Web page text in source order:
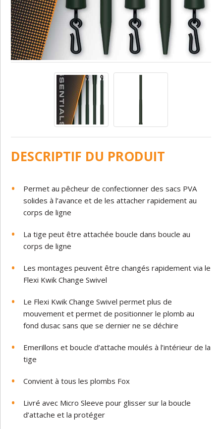
DESCRIPTIF DU PRODUIT
Permet au pêcheur de confectionner des sacs PVA
solides à l’avance et de les attacher rapidement au
corps de ligne
La tige peut être attachée boucle dansboucle au
corps de ligne
Les montagespeuvent être changés rapidement via le
Flexi Kwik Change Swivel
Le Flexi Kwik Change Swivel permetplus de
mouvement et permet de positionner le plomb au
fond dusac sans que se dernier ne se déchire
Emerillons et boucle d’attache moulés à l’intérieur de la
tige
Convient à tous les plombs Fox
Livré avec Micro Sleeve pour glisser sur la boucle
d’attache et la protéger